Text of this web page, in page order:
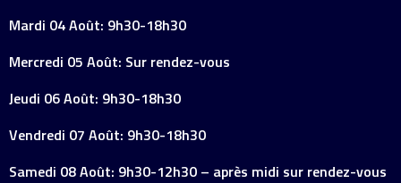
Mardi 04 Août: 9h30-18h30
Mercredi 05 Août: Sur rendez-vous
Jeudi 06 Août: 9h30-18h30
Vendredi 07 Août: 9h30-18h30
Samedi 08 Août: 9h30-12h30 – après midi sur rendez-vous